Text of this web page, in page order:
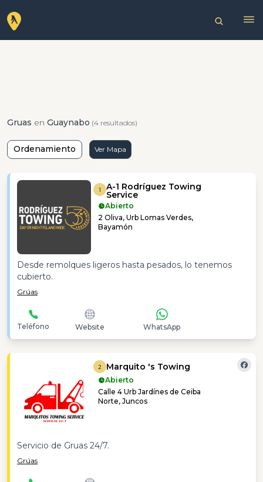
Gruas en Guaynabo (4 resultados)
Ordenamiento Ver Mapa
1 A-1 Rodríguez Towing
Service
Abierto
2 Oliva, Urb Lomas Verdes,
Bayamón
Desde remolques ligeros hasta pesados, lo tenemos
cubierto.
Grúas
Teléfono Website WhatsApp
2 Marquito 's Towing
Abierto
Calle 4 Urb Jardínes de Ceiba
Norte, Juncos
Servicio de Gruas 24/7.
Grúas